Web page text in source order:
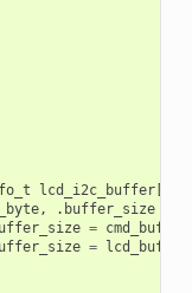
lcd_i2c_buffer[
, . buffer_size
=
=